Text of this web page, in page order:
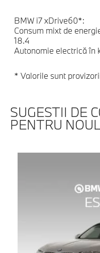
BMW i7 xDrive60*:
Consum mixt de
18.4
Autonomie electrică în
* Valorile sunt
SUGESTII DE
PENTRU